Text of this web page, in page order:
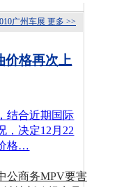
更多 >>
广州车展
价格再次上
结合近期国际
，决定12月22
格…
公商务MPV要害